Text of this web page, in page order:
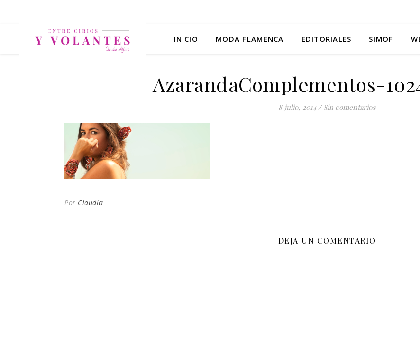
INICIO MODA FLAMENCA EDITORIALES SIMOF
AzarandaComplementos-
8 julio, 2014 / Sin comentarios
Por Claudia
DEJA UN COMENTARIO